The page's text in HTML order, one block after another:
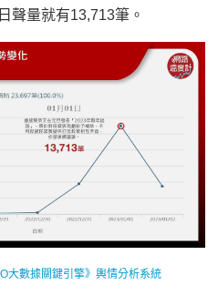
聲量就有13,713筆。
大數據關鍵引擎》輿情分析系統